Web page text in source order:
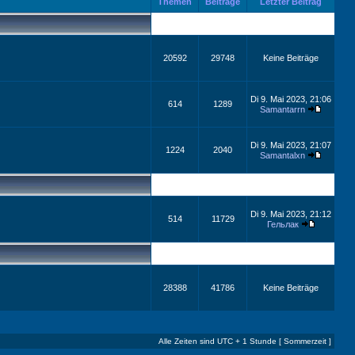
20592 29748 Keine Beiträge
614 1289
Di 9. Mai 2023, 21:06
Samantarrn
1224 2040
Di 9. Mai 2023, 21:07
Samantalxn
514 11729
Di 9. Mai 2023, 21:12
Гельлак
28388 41786 Keine Beiträge
Alle Zeiten sind UTC + 1 Stunde [ Sommerzeit ]